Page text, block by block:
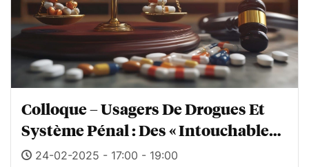
Colloque – Usagers De Drogues Et
Système Pénal : Des « Intouchables »
Aux Trop Touchés
24-02-2025 - 17:00 - 19:00